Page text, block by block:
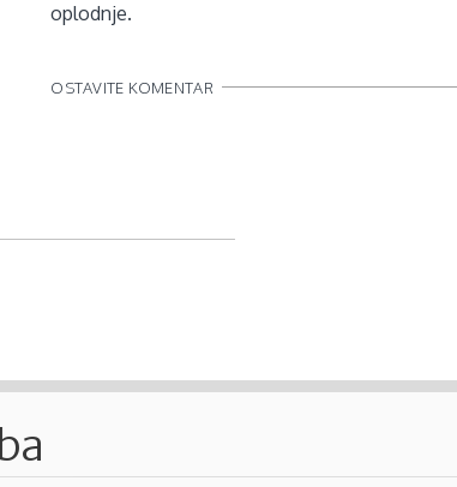
oplodnje.
OSTAVITE KOMENTAR